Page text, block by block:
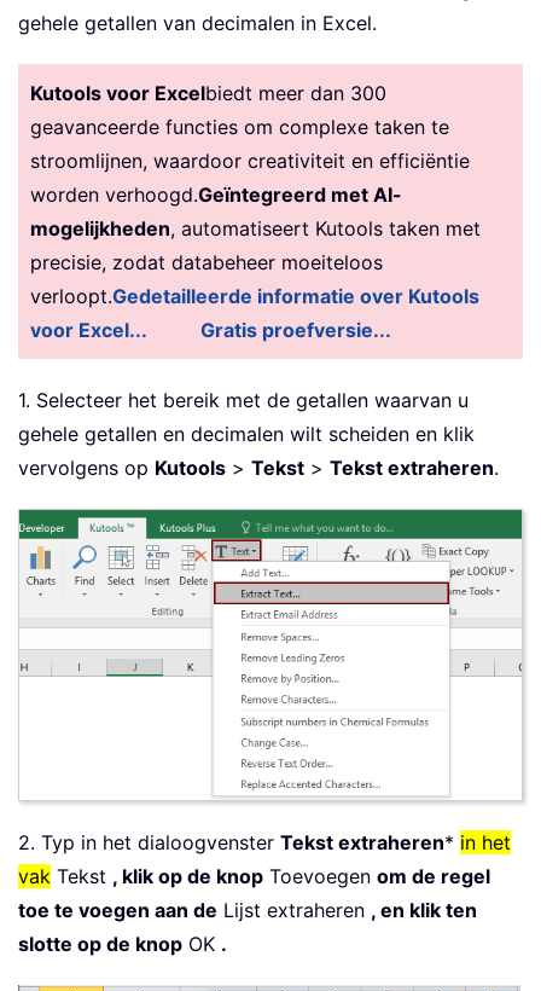
gehele getallen van decimalen in Excel.
Kutools voor Excelbiedt meer dan 300
geavanceerde functies om complexe taken te
stroomlijnen, waardoor creativiteit en efficiëntie
worden verhoogd.Geïntegreerd met AI-
mogelijkheden, automatiseert Kutools taken met
precisie, zodat databeheer moeiteloos
verloopt.Gedetailleerde informatie over Kutools
voor Excel...
Gratis proefversie...
1. Selecteer het bereik met de getallen waarvan u
gehele getallen en decimalen wilt scheiden en klik
vervolgens op Kutools > Tekst > Tekst extraheren.
2. Typ in het dialoogvenster Tekst extraheren* in het
vak Tekst , klik op de knop Toevoegen om de regel
toe te voegen aan de Lijst extraheren , en klik ten
slotte op de knop OK .